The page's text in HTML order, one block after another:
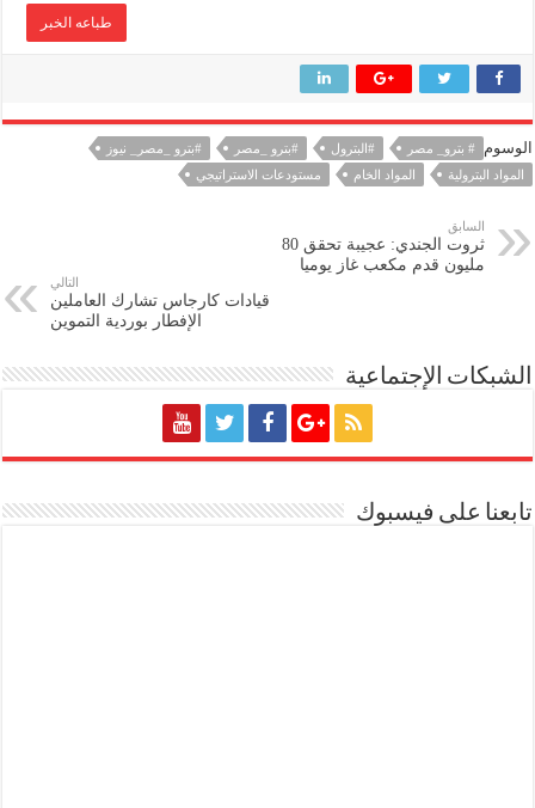
طباعه الخبر
الوسوم # بترو_ مصر #البترول #بترو _مصر
#بترو _مصر_ نيوز
المواد البترولية
المواد الخام مستودعات الاستراتيجي
السابق
ثروت الجندي: عجيبة تحقق 80
مليون قدم مكعب غاز يوميا
التالي
قيادات كارجاس تشارك العاملين
الإفطار بوردية التموين
الشبكات الإجتماعية
تابعنا على فيسبوك